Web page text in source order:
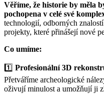
Věříme, že historie by měla
pochopena v celé své
technologií, odborných
projekty, které přinášejí nové
Co umíme:
1️⃣ Profesionální 3D
Přetváříme archeologické
oživují minulost a umožňují ji